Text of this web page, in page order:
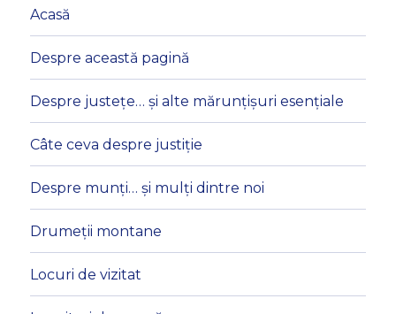
Acasă
Despre această pagină
Despre justețe… și alte mărunțișuri esențiale
Câte ceva despre justiție
Despre munți… și mulți dintre noi
Drumeții montane
Locuri de vizitat